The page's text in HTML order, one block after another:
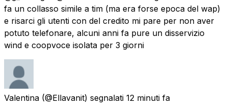
fa un collasso simile a tim (ma era forse epoca del wap)
e risarci gli utenti con del credito mi pare per non aver
potuto telefonare, alcuni anni fa pure un disservizio
wind e coopvoce isolata per 3 giorni
Valentina (@Ellavanit) segnalati 12 minuti fa